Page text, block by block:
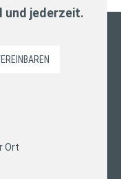
und jederzeit.
Ort